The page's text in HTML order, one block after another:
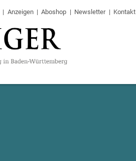
Anzeigen Aboshop Newsletter Kontakt